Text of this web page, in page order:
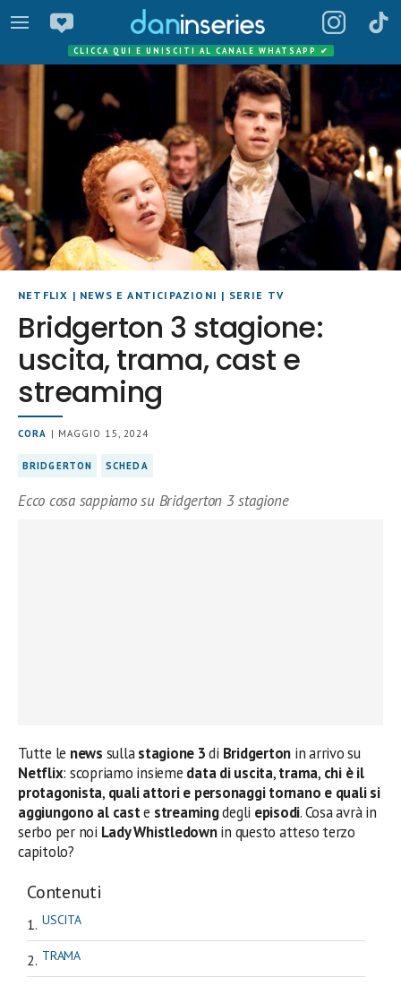
CLICCA QUI E UNISCITI AL CANALE WHATSAPP ✔
NETFLIX | NEWS E ANTICIPAZIONI | SERIE TV
Bridgerton 3 stagione:
uscita, trama, cast e
streaming
CORA | MAGGIO 15, 2024
BRIDGERTON SCHEDA
Ecco cosa sappiamo su Bridgerton 3 stagione
Tutte le news sullastagione 3di Bridgerton in arrivo su
Netflix: scopriamo insieme data di uscita,trama, chi è il
protagonista, quali attori e personaggi tornano e quali si
aggiungono al caste streamingdegli episodi. Cosa avrà in
serbo per noi Lady Whistledownin questo atteso terzo
capitolo?
Contenuti
USCITA
TRAMA